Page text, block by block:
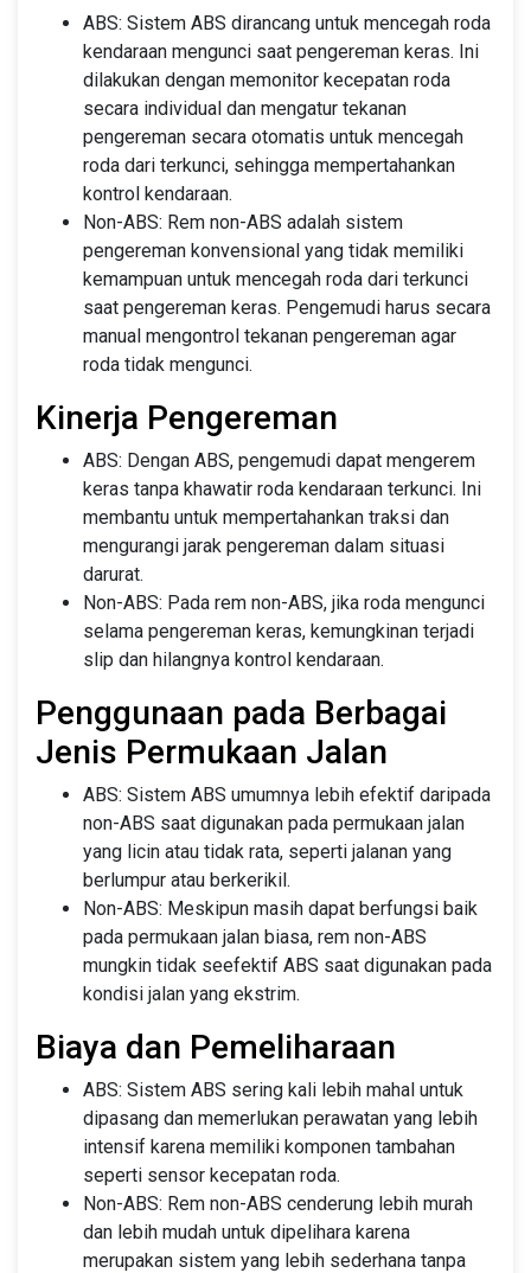
ABS: Sistem ABS dirancang untuk mencegah roda
kendaraan mengunci saat pengereman keras. Ini
dilakukan dengan memonitor kecepatan roda
secara individual dan mengatur tekanan
pengereman secara otomatis untuk mencegah
roda dari terkunci, sehingga mempertahankan
kontrol kendaraan.
Non-ABS: Rem non-ABS adalah sistem
pengereman konvensional yang tidak memiliki
kemampuan untuk mencegah roda dari terkunci
saat pengereman keras. Pengemudi harus secara
manual mengontrol tekanan pengereman agar
roda tidak mengunci.
Kinerja Pengereman
ABS: Dengan ABS, pengemudi dapat mengerem
keras tanpa khawatir roda kendaraan terkunci. Ini
membantu untuk mempertahankan traksi dan
mengurangi jarak pengereman dalam situasi
darurat.
Non-ABS: Pada rem non-ABS, jika roda mengunci
selama pengereman keras, kemungkinan terjadi
slip dan hilangnya kontrol kendaraan.
Penggunaan pada Berbagai
Jenis Permukaan Jalan
ABS: Sistem ABS umumnya lebih efektif daripada
non-ABS saat digunakan pada permukaan jalan
yang licin atau tidak rata, seperti jalanan yang
berlumpur atau berkerikil.
Non-ABS: Meskipun masih dapat berfungsi baik
pada permukaan jalan biasa, rem non-ABS
mungkin tidak seefektif ABS saat digunakan pada
kondisi jalan yang ekstrim.
Biaya dan Pemeliharaan
ABS: Sistem ABS sering kali lebih mahal untuk
dipasang dan memerlukan perawatan yang lebih
intensif karena memiliki komponen tambahan
seperti sensor kecepatan roda.
Non-ABS: Rem non-ABS cenderung lebih murah
dan lebih mudah untuk dipelihara karena
merupakan sistem yang lebih sederhana tanpa